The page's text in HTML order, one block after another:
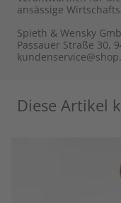
ansässige
Spieth & Wensky
Passauer Straße 30,
Diese Artikel